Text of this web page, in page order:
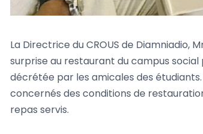
La Directrice du CROUS de Diamniadio,
surprise au restaurant du campus
décrétée par les amicales des
concernés des conditions de
repas servis.